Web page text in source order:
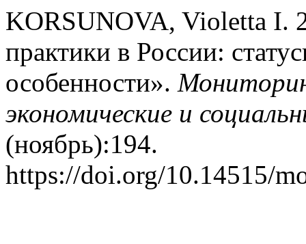
KORSUNOVA, Violetta I.
практики в России:
особенности».
экономические и
(ноябрь):194.
https://doi.org/10.14515/